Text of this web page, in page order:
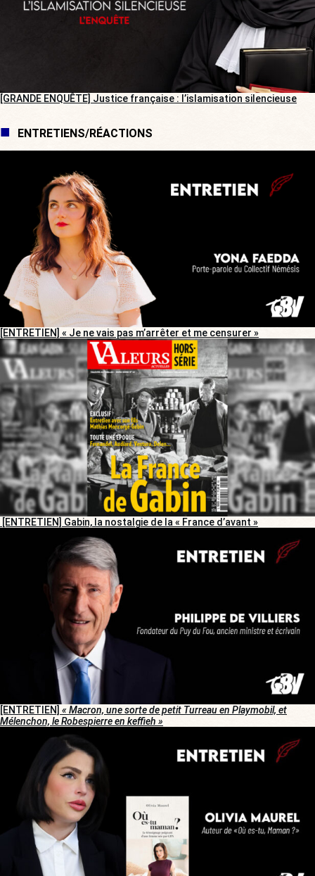
[GRANDE ENQUÊTE] Justice française : l’islamisation silencieuse
ENTRETIENS/RÉACTIONS
[ENTRETIEN] « Je ne vais pas m’arrêter et me censurer »
[ENTRETIEN] Gabin, la nostalgie de la « France d’avant »
[ENTRETIEN] « Macron, une sorte de petit Turreau en Playmobil, et
Mélenchon, le Robespierre en keffieh »